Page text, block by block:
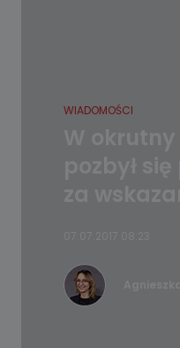
WIADOMOŚCI
pozbył